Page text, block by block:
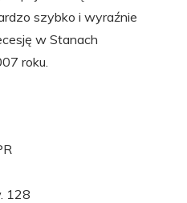
szybko i wyraźnie
w Stanach
roku.
128